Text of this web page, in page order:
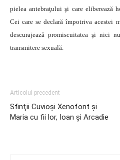
pielea antebraţului şi care eliberează
Cei care se declară împotriva acestei
descurajează promiscuitatea şi nici
transmitere sexuală.
Articolul precedent
Sfinţii Cuvioşi Xenofont şi
Maria cu fii lor, Ioan şi Arcadie